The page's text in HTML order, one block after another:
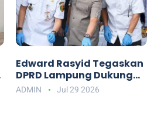
Edward Rasyid Tegaskan
DPRD Lampung Dukung
Penuh Pemberantasan
ADMIN Jul 29 2026